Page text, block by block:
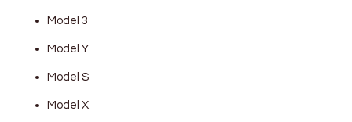
Model 3
Model Y
Model S
Model X